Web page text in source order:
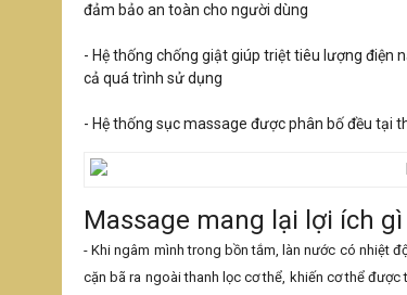
đảm bảo an toàn cho người dùng
- Hệ thống chống giật giúp triệt tiêu lượng điện
cả quá trình sử dụng
- Hệ thống sục massage được phân bố đều tại
Massage mang lại lợi ích
- Khi ngâm mình trong bồn tắm, làn nước có nhiệt
cặn bã ra ngoài thanh lọc cơ thể, khiến cơ thể